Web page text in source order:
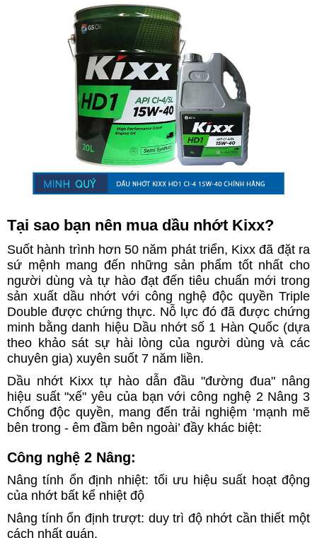
Tại sao bạn nên mua dầu nhớt Kixx?
Suốt hành trình hơn 50 năm phát triển, Kixx đã đặt ra
sứ mệnh mang đến những sản phẩm tốt nhất cho
người dùng và tự hào đạt đến tiêu chuẩn mới trong
sản xuất dầu nhớt với công nghệ độc quyền Triple
Double được chứng thực. Nỗ lực đó đã được chứng
minh bằng danh hiệu Dầu nhớt số 1 Hàn Quốc (dựa
theo khảo sát sự hài lòng của người dùng và các
chuyên gia) xuyên suốt 7 năm liền.
Dầu nhớt Kixx tự hào dẫn đầu "đường đua" nâng
hiệu suất "xế" yêu của bạn với công nghệ 2 Nâng 3
Chống độc quyền, mang đến trải nghiệm ‘mạnh mẽ
bên trong - êm đầm bên ngoài’ đầy khác biệt:
Công nghệ 2 Nâng:
Nâng tính ổn định nhiệt: tối ưu hiệu suất hoạt động
của nhớt bất kể nhiệt độ
Nâng tính ổn định trượt: duy trì độ nhớt cần thiết một
cách nhất quán.